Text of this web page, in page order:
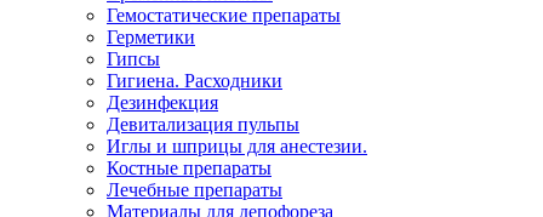
Гемостатические препараты
Герметики
Гипсы
Гигиена. Расходники
Дезинфекция
Девитализация пульпы
Иглы и шприцы для анестезии.
Костные препараты
Лечебные препараты
Материалы для депофореза